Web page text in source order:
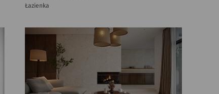
Łazienka